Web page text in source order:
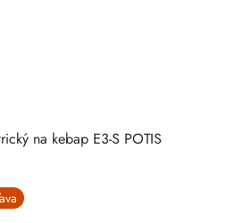
na kebap E3-S POTIS